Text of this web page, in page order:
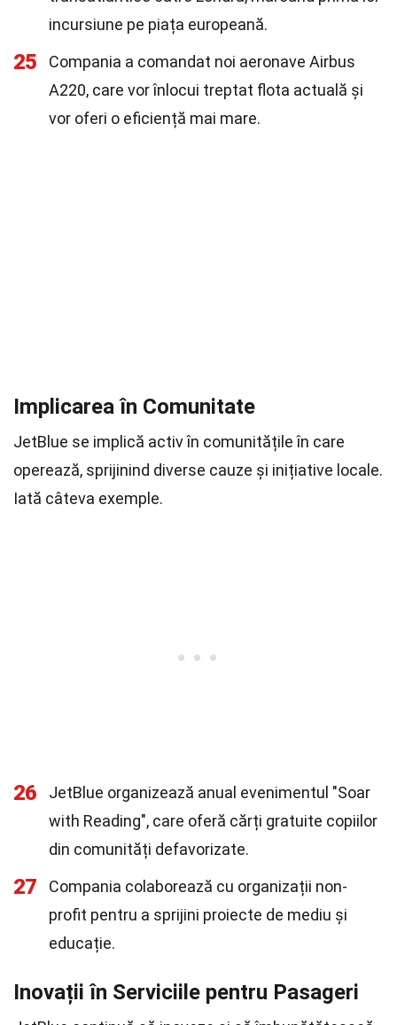
incursiune pe piața europeană.
25
Compania a comandat noi aeronave Airbus
A220, care vor înlocui treptat flota actuală și
vor oferi o eficiență mai mare.
Implicarea în Comunitate
JetBlue se implică activ în comunitățile în care
operează, sprijinind diverse cauze și inițiative locale.
Iată câteva exemple.
26
JetBlue organizează anual evenimentul "Soar
with Reading", care oferă cărți gratuite copiilor
din comunități defavorizate.
27
Compania colaborează cu organizații non-
profit pentru a sprijini proiecte de mediu și
educație.
Inovații în Serviciile pentru Pasageri